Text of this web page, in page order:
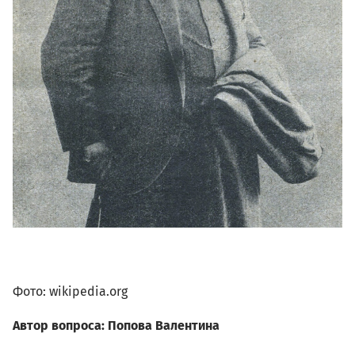
Фото: wikipedia.org
Автор вопроса: Попова Валентина